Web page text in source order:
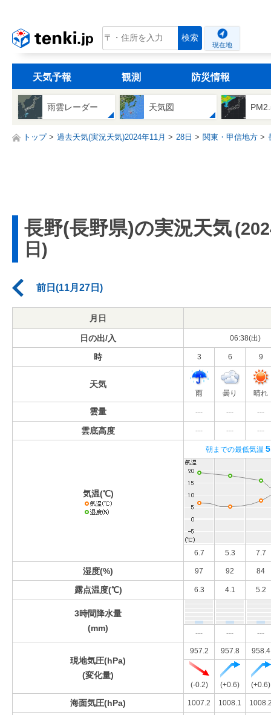
tenki.jp 検索
現在地
天気予報 観測 防災情報
雨雲レーダー 天気図
トップ 過去天気(実況天気)2024年11月 28日 関東・甲信地方
長野(長野県)の実況天気
日)
前日(11月27日)
月日
日の出/入 06:38(出)
時 3 6 9
天気
雨 曇り 晴れ
雲量 --- --- ---
雲底高度 --- --- ---
気温(℃)
朝までの最低気温
6.7 5.3 7.7
湿度(%) 97 92 84
露点温度(℃) 6.3 4.1 5.2
3時間降水量
(mm)
--- --- ---
現地気圧(hPa)
(変化量)
957.2 957.8 958.4
(-0.2) (+0.6) (+0.6)
海面気圧(hPa) 1007.2 1008.1